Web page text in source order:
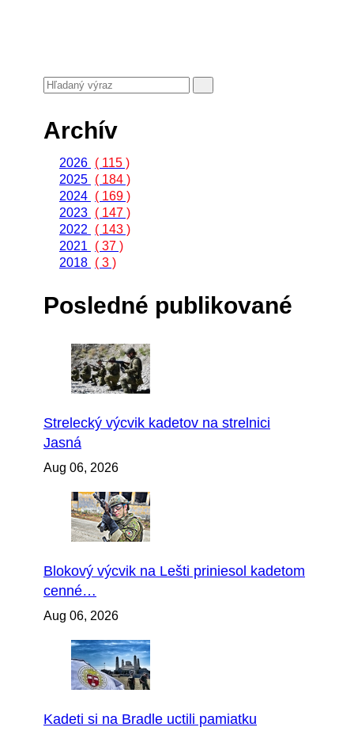
Archív
2026 ( 115 )
2025 ( 184 )
2024 ( 169 )
2023 ( 147 )
2022
( 143 )
2021
( 37 )
2018 ( 3 )
Posledné publikované
Strelecký výcvik kadetov na strelnici
Jasná
Aug 06, 2026
Blokový výcvik na Lešti priniesol kadetom
cenné…
Aug 06, 2026
Kadeti si na Bradle uctili pamiatku